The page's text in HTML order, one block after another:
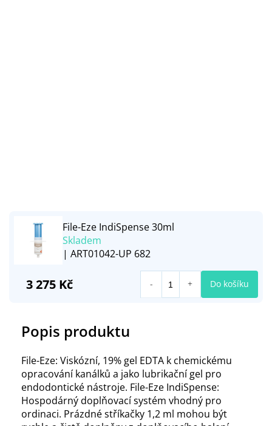
Popis produktu
File-Eze: Viskózní, 19% gel EDTA k chemickému
opracování kanálků a jako lubrikační gel pro
endodontické nástroje. File-Eze IndiSpense:
Hospodárný doplňovací systém vhodný pro
ordinaci. Prázdné stříkačky 1,2 ml mohou být
File-Eze IndiSpense 30ml
Skladem
| ART01042-UP 682
3 275 Kč Do košíku